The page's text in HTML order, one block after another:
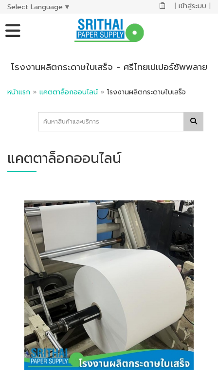
Select Language ▼ | เข้าสู่ระบบ |
โรงงานผลิตกระดาษใบเสร็จ - ศรีไทยเปเปอร์ซัพพลาย
หน้าแรก » แคตตาล็อกออนไลน์ » โรงงานผลิตกระดาษใบเสร็จ
แคตตาล็อกออนไลน์